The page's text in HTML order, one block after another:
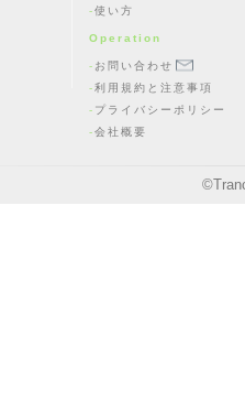
使い方
Operation
お問い合わせ
利用規約と注意事項
プライバシーポリシー
会社概要
©